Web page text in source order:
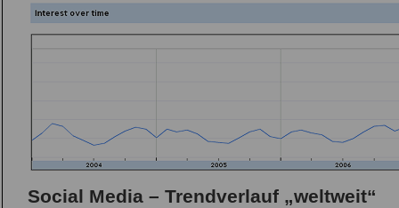
Social Media – Trendverlauf „weltweit“